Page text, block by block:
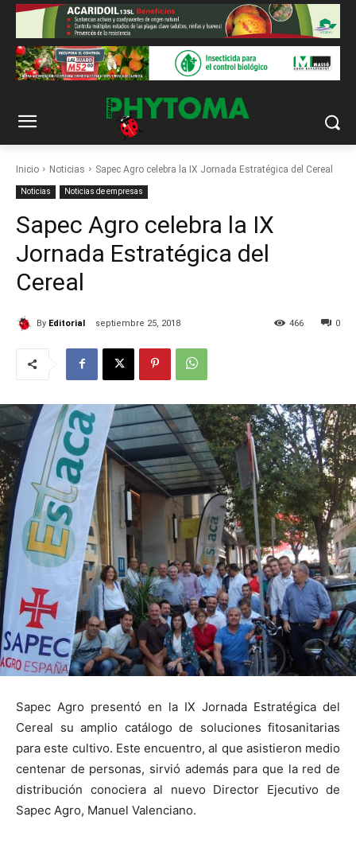
Inicio Noticias Sapec Agro celebra la IX Jornada Estratégica del Cereal
Noticias Noticias de empresas
Sapec Agro celebra la IX
Jornada Estratégica del
Cereal
By Editorial septiembre 25, 2018 0
466
Sapec Agro presentó en la IX Jornada Estratégica del
Cereal su amplio catálogo de soluciones fitosanitarias
para este cultivo. Este encuentro, al que asistieron medio
centenar de personas, sirvió además para que la red de
distribución conociera al nuevo Director Ejecutivo de
Sapec Agro, Manuel Valenciano.